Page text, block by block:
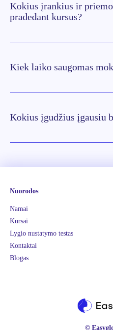
Kokius įrankius ir
pradedant kursus?
Kiek laiko saugomas
Kokius įgudžius įgausiu
Nuorodos
Namai
Kursai
Lygio nustatymo testas
Kontaktai
Blogas
©